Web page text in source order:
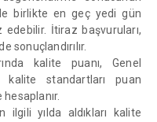
birlikte en geç yedi gün
edebilir. İtiraz başvuruları,
sonuçlandırılır.
kalite puanı, Genel
kalite standartları puan
ilgili yılda aldıkları kalite